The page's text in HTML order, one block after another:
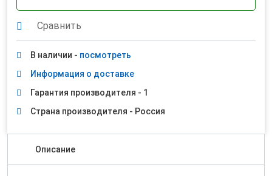
Сравнить
В наличии - посмотреть
Информация о доставке
Гарантия производителя - 1
Страна производителя - Россия
Описание